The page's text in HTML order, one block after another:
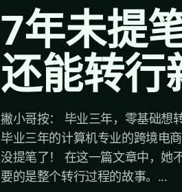
7年未提
还能转行
撇小哥按： 毕业三年，零基础想
毕业三年的计算机专业的跨境电
没提笔了！ 在这一篇文章中，她
要的是整个转行过程的故事。...